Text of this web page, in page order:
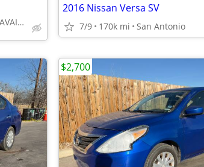
CALL 903-904-0450 FOR AVAILABILITY
2016 Nissan Versa SV
7/9 170k mi San Antonio
$2,700